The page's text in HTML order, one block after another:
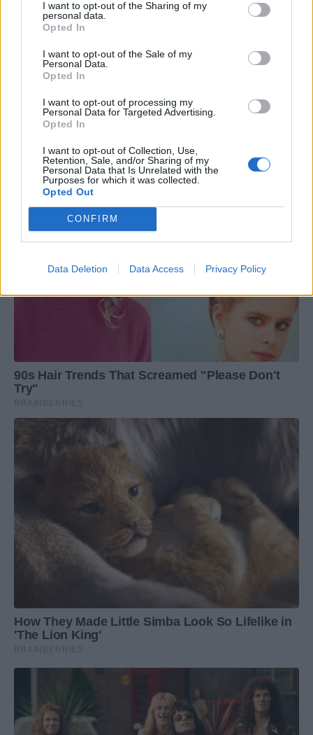
I want to opt-out of the Sharing of my
personal data.
Opted In
I want to opt-out of the Sale of my
Personal Data.
Opted In
I want to opt-out of processing my
Personal Data for Targeted Advertising.
Opted In
I want to opt-out of Collection, Use,
Retention, Sale, and/or Sharing of my
Personal Data that Is Unrelated with the
Purposes for which it was collected.
Opted Out
CONFIRM
Data Deletion Data Access Privacy Policy